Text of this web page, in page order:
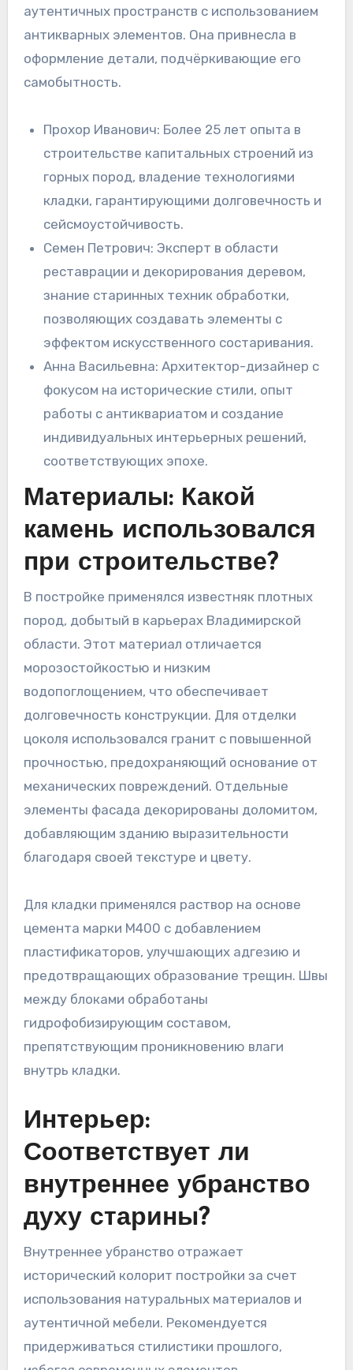
аутентичных пространств с использованием
антикварных элементов. Она привнесла в
оформление детали, подчёркивающие его
самобытность.
Прохор Иванович: Более 25 лет опыта в
строительстве капитальных строений из
горных пород, владение технологиями
кладки, гарантирующими долговечность и
сейсмоустойчивость.
Семен Петрович: Эксперт в области
реставрации и декорирования деревом,
знание старинных техник обработки,
позволяющих создавать элементы с
эффектом искусственного состаривания.
Анна Васильевна: Архитектор-дизайнер с
фокусом на исторические стили, опыт
работы с антиквариатом и создание
индивидуальных интерьерных решений,
соответствующих эпохе.
Материалы: Какой
камень использовался
при строительстве?
В постройке применялся известняк плотных
пород, добытый в карьерах Владимирской
области. Этот материал отличается
морозостойкостью и низким
водопоглощением, что обеспечивает
долговечность конструкции. Для отделки
цоколя использовался гранит с повышенной
прочностью, предохраняющий основание от
механических повреждений. Отдельные
элементы фасада декорированы доломитом,
добавляющим зданию выразительности
благодаря своей текстуре и цвету.
Для кладки применялся раствор на основе
цемента марки М400 с добавлением
пластификаторов, улучшающих адгезию и
предотвращающих образование трещин. Швы
между блоками обработаны
гидрофобизирующим составом,
препятствующим проникновению влаги
внутрь кладки.
Интерьер:
Соответствует ли
внутреннее убранство
духу старины?
Внутреннее убранство отражает
исторический колорит постройки за счет
использования натуральных материалов и
аутентичной мебели. Рекомендуется
придерживаться стилистики прошлого,